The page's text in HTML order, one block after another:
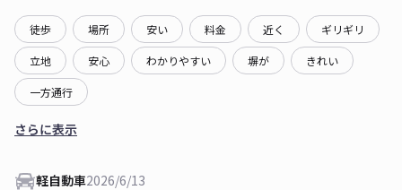
徒歩 場所 安い 料金 近く ギリギリ
立地 安心 わかりやすい 塀が きれい
一方通行
さらに表示
軽自動車2026/6/13